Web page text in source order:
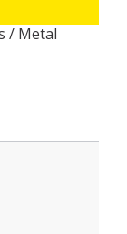
/ Metal